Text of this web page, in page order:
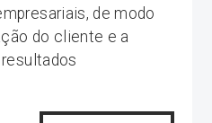
de modo
do cliente e a